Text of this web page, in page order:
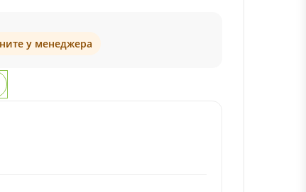
у менеджера